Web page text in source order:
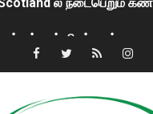
நிலையில்